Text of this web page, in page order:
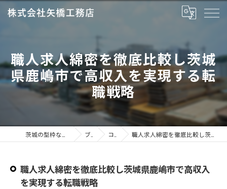
職人求人綿密を徹底比較し茨城
県鹿嶋市で高収入を実現する転
職戦略
ブログ コラム 職人求人綿密を徹底比較し茨城県鹿嶋市で高収入を実現する転職戦略
職人求人綿密を徹底比較し茨城県鹿嶋市で高収入
を実現する転職戦略